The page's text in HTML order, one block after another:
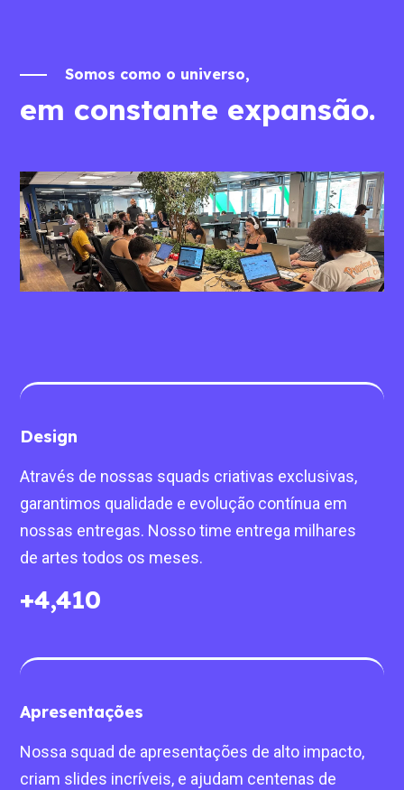
Somos como o universo,
em constante expansão.
Design
Através de nossas squads criativas exclusivas,
garantimos qualidade e evolução contínua em
nossas entregas. Nosso time entrega milhares
de artes todos os meses.
+4,500
Apresentações
Nossa squad de apresentações de alto impacto,
criam slides incríveis, e ajudam centenas de